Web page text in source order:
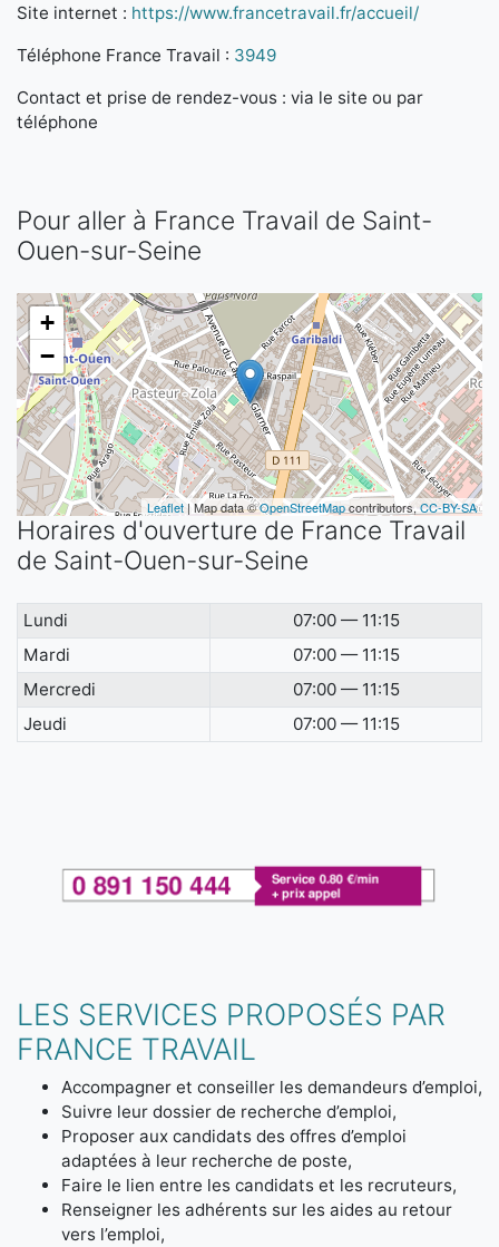
Site internet : https://www.francetravail.fr/accueil/
Téléphone France Travail : 3949
Contact et prise de rendez-vous : via le site ou par
téléphone
Pour aller à France Travail de Saint-
Ouen-sur-Seine
+
−
Leaflet| Map data ©OpenStreetMapcontributors,CC-BY-SA
Horaires d'ouverture de France Travail
de Saint-Ouen-sur-Seine
Lundi
07:00 — 11:15
Mardi
07:00 — 11:15
Mercredi
07:00 — 11:15
Jeudi
07:00 — 11:15
LES SERVICES PROPOSÉS PAR
FRANCE TRAVAIL
Accompagner et conseiller les demandeurs d’emploi,
Suivre leur dossier de recherche d’emploi,
Proposer aux candidats des offres d’emploi
adaptées à leur recherche de poste,
Faire le lien entre les candidats et les recruteurs,
Renseigner les adhérents sur les aides au retour
vers l’emploi,